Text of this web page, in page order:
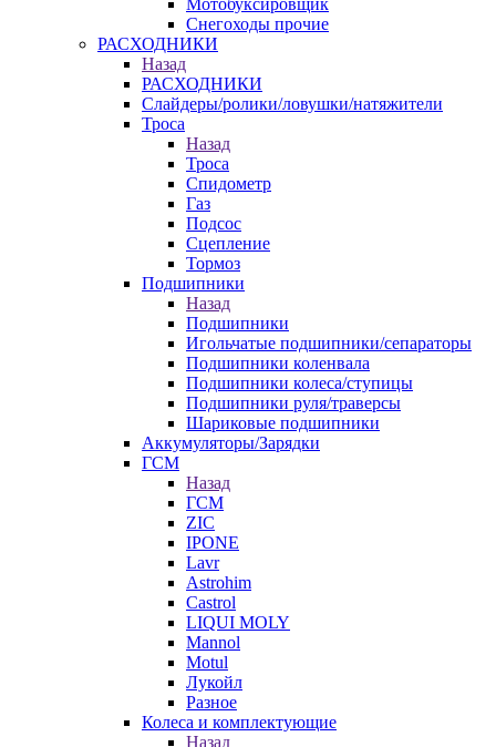
Мотобуксировщик
Снегоходы прочие
РАСХОДНИКИ
Назад
РАСХОДНИКИ
Слайдеры/ролики/ловушки/натяжители
Троса
Назад
Троса
Спидометр
Газ
Подсос
Сцепление
Тормоз
Подшипники
Назад
Подшипники
Игольчатые подшипники/сепараторы
Подшипники коленвала
Подшипники колеса/ступицы
Подшипники руля/траверсы
Шариковые подшипники
Аккумуляторы/Зарядки
ГСМ
Назад
ГСМ
ZIC
IPONE
Lavr
Astrohim
Castrol
LIQUI MOLY
Mannol
Motul
Лукойл
Разное
Колеса и комплектующие
Назад